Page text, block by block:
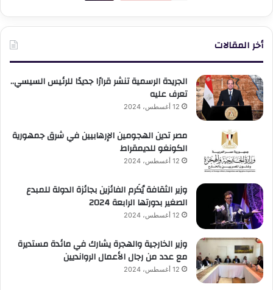
أخر المقالات
الجريدة الرسمية تنشر قرارًا جديدًا للرئيس السيسي..
تعرف عليه
12 أغسطس، 2024
مصر تدين الهجومين الإرهابيين في شرق جمهورية
الكونغو للديمقراط
12 أغسطس، 2024
وزير الثقافة يُكَرم الفائزين بجائزة الدولة للمبدع
الصغير بدورتها الرابعة 2024
12 أغسطس، 2024
وزير الخارجية والهجرة يشارك في مائدة مستديرة
مع عدد من رجال الأعمال الروانديين
12 أغسطس، 2024